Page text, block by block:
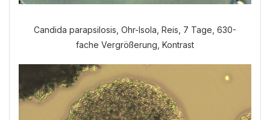
Candida parapsilosis, Ohr-Isola, Reis, 7 Tage, 630-
fache Vergrößerung, Kontrast
Welche Anamnese möchten Sie
durchführen?